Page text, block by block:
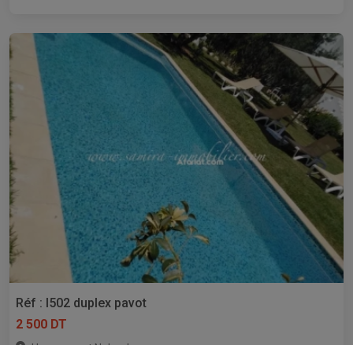
Réf : l502 duplex pavot
2 500 DT